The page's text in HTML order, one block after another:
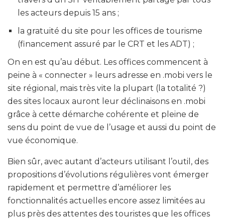
les acteurs depuis 15 ans ;
la gratuité du site pour les offices de tourisme
(financement assuré par le CRT et les ADT) ;
On en est qu’au début. Les offices commencent à
peine à « connecter » leurs adresse en .mobi vers le
site régional, mais très vite la plupart (la totalité ?)
des sites locaux auront leur déclinaisons en .mobi
grâce à cette démarche cohérente et pleine de
sens du point de vue de l’usage et aussi du point de
vue économique.
Bien sûr, avec autant d’acteurs utilisant l’outil, des
propositions d’évolutions régulières vont émerger
rapidement et permettre d’améliorer les
fonctionnalités actuelles encore assez limitées au
plus près des attentes des touristes que les offices